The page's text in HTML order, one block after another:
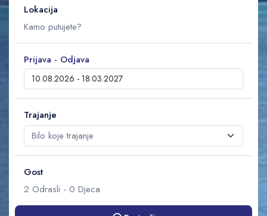
Lokacija
Prijava - Odjava
Trajanje
Gost
2 Odrasli - 0 Djeca